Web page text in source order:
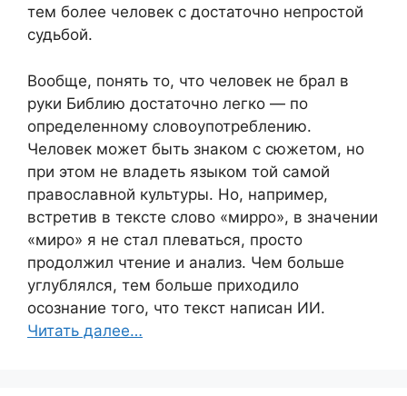
тем более человек с достаточно непростой
судьбой.
Вообще, понять то, что человек не брал в
руки Библию достаточно легко — по
определенному словоупотреблению.
Человек может быть знаком с сюжетом, но
при этом не владеть языком той самой
православной культуры. Но, например,
встретив в тексте слово «мирро», в значении
«миро» я не стал плеваться, просто
продолжил чтение и анализ. Чем больше
углублялся, тем больше приходило
осознание того, что текст написан ИИ.
Читать далее…